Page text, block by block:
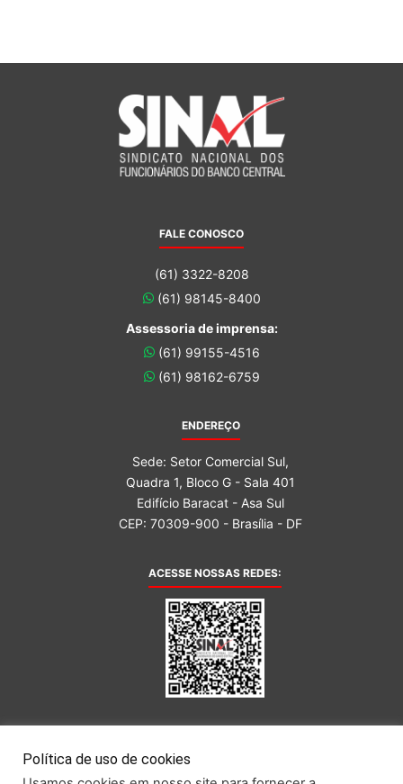
FALE CONOSCO
(61) 3322-8208
(61) 98145-8400
Assessoria de imprensa:
(61) 99155-4516
(61) 98162-6759
ENDEREÇO
Sede: Setor Comercial Sul,
Quadra 1, Bloco G - Sala 401
Edifício Baracat - Asa Sul
CEP: 70309-900 - Brasília - DF
ACESSE NOSSAS REDES:
Política de uso de cookies